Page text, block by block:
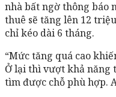
nhà bất ngờ thông báo
thuê sẽ tăng lên 12
chỉ kéo dài 6 tháng.
“Mức tăng quá cao
Ở lại thì vượt khả năng
tìm được chỗ phù hợp.